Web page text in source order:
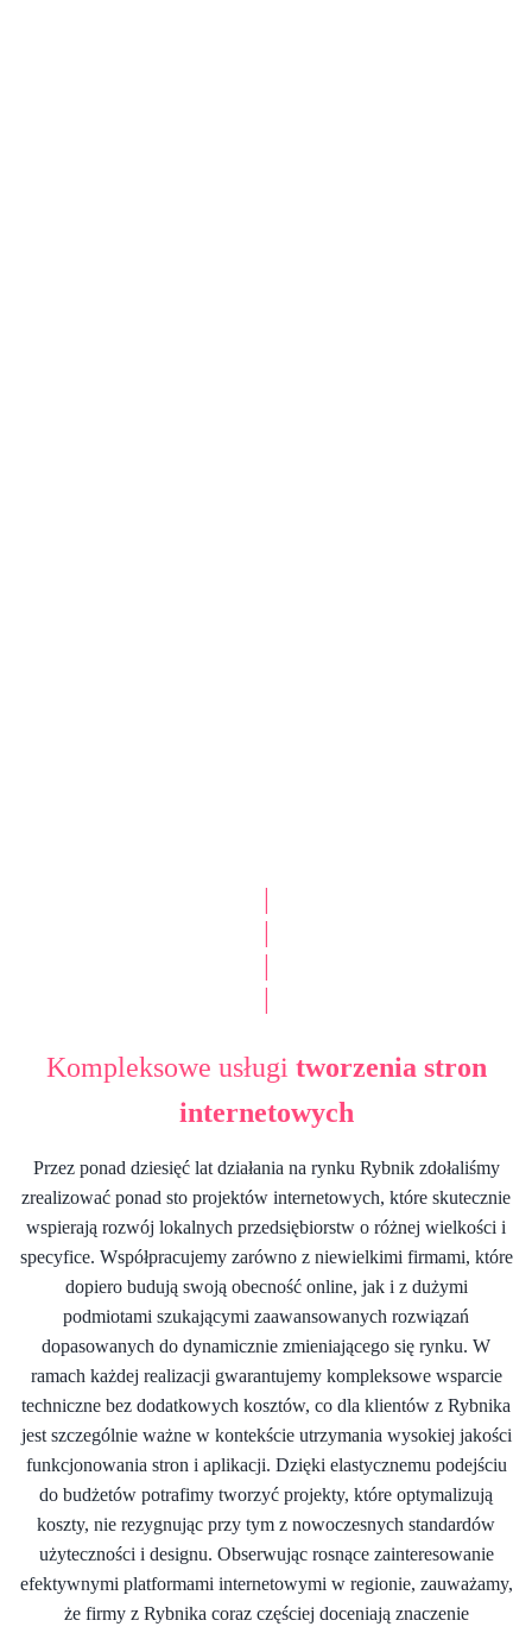
Kompleksowe usługi tworzenia stron
internetowych
Przez ponad dziesięć lat działania na rynku Rybnik zdołaliśmy
zrealizować ponad sto projektów internetowych, które skutecznie
wspierają rozwój lokalnych przedsiębiorstw o różnej wielkości i
specyfice. Współpracujemy zarówno z niewielkimi firmami, które
dopiero budują swoją obecność online, jak i z dużymi
podmiotami szukającymi zaawansowanych rozwiązań
dopasowanych do dynamicznie zmieniającego się rynku. W
ramach każdej realizacji gwarantujemy kompleksowe wsparcie
techniczne bez dodatkowych kosztów, co dla klientów z Rybnika
jest szczególnie ważne w kontekście utrzymania wysokiej jakości
funkcjonowania stron i aplikacji. Dzięki elastycznemu podejściu
do budżetów potrafimy tworzyć projekty, które optymalizują
koszty, nie rezygnując przy tym z nowoczesnych standardów
użyteczności i designu. Obserwując rosnące zainteresowanie
efektywnymi platformami internetowymi w regionie, zauważamy,
że firmy z Rybnika coraz częściej doceniają znaczenie